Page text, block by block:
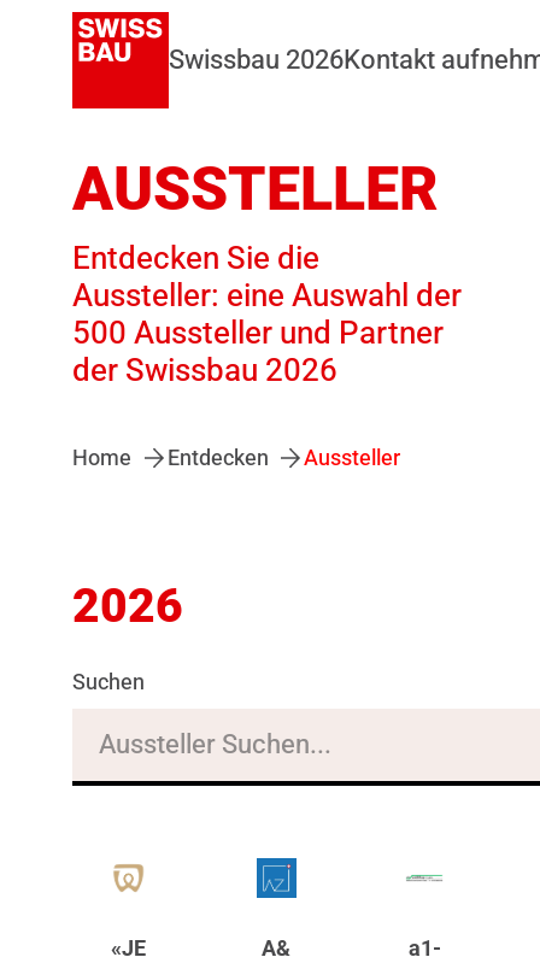
Swissbau 2026Kontakt
AUSSTELLER
Entdecken Sie die
Aussteller: eine Auswahl der
500 Aussteller und Partner
der Swissbau 2026
Home Entdecken Aussteller
2026
Suchen
«JE
A&
a1-